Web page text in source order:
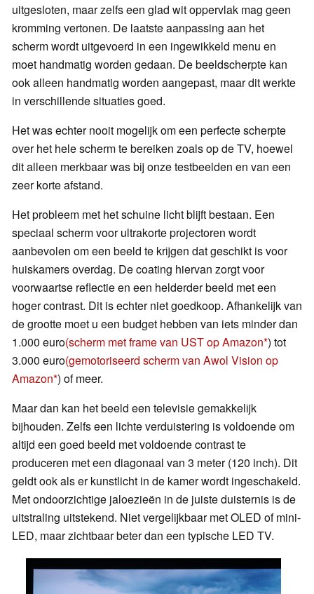
uitgesloten, maar zelfs een glad wit oppervlak mag geen
kromming vertonen. De laatste aanpassing aan het
scherm wordt uitgevoerd in een ingewikkeld menu en
moet handmatig worden gedaan. De beeldscherpte kan
ook alleen handmatig worden aangepast, maar dit werkte
in verschillende situaties goed.
Het was echter nooit mogelijk om een perfecte scherpte
over het hele scherm te bereiken zoals op de TV, hoewel
dit alleen merkbaar was bij onze testbeelden en van een
zeer korte afstand.
Het probleem met het schuine licht blijft bestaan. Een
speciaal scherm voor ultrakorte projectoren wordt
aanbevolen om een beeld te krijgen dat geschikt is voor
huiskamers overdag. De coating hiervan zorgt voor
voorwaartse reflectie en een helderder beeld met een
hoger contrast. Dit is echter niet goedkoop. Afhankelijk van
de grootte moet u een budget hebben van iets minder dan
1.000 euro(scherm met frame van UST op Amazon ) tot
3.000 euro(gemotoriseerd scherm van Awol Vision op
Amazon ) of meer.
Maar dan kan het beeld een televisie gemakkelijk
bijhouden. Zelfs een lichte verduistering is voldoende om
altijd een goed beeld met voldoende contrast te
produceren met een diagonaal van 3 meter (120 inch). Dit
geldt ook als er kunstlicht in de kamer wordt ingeschakeld.
Met ondoorzichtige jaloezieën in de juiste duisternis is de
uitstraling uitstekend. Niet vergelijkbaar met OLED of mini-
LED, maar zichtbaar beter dan een typische LED TV.